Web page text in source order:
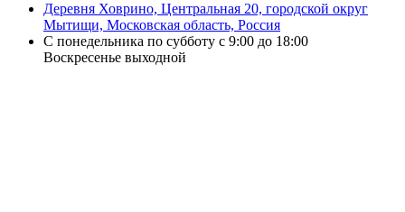
Деревня Ховрино, Центральная 20, городской округ
Мытищи, Московская область, Россия
С понедельника по субботу с 9:00 до 18:00
Воскресенье выходной